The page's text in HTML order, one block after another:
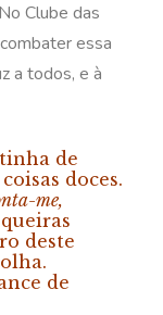
Clube das
essa
a todos, e à
de
doces.
me,
deste
de